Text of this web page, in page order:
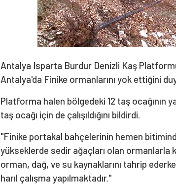
Antalya Isparta Burdur Denizli Kaş
Antalya'da Finike ormanlarını yok ettiğini
Platforma halen bölgedeki 12 taş ocağının
taş ocağı için de çalışıldığını bildirdi.
"Finike portakal bahçelerinin hemen
yükseklerde sedir ağaçları olan ormanlarla
orman, dağ, ve su kaynaklarını tahrip
harıl çalışma yapılmaktadır."